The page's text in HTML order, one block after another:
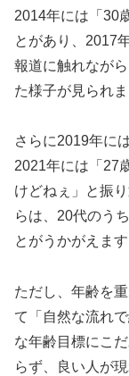
2014年には「30
とがあり、2017
報道に触れなが
た様子が見られま
さらに2019年に
2021年には「27
けどねぇ」と振
らは、20代のう
とがうかがえます
ただし、年齢を
て「自然な流れ
な年齢目標にこ
らず、良い人が